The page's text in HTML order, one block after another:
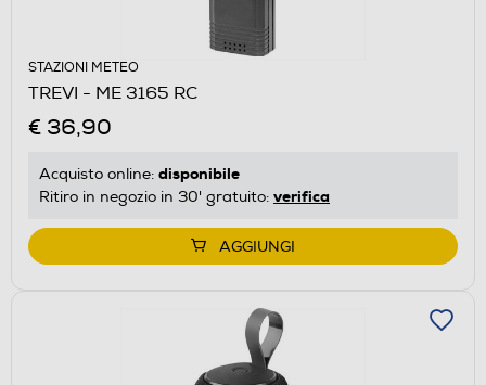
STAZIONI METEO
TREVI - ME 3165 RC
€ 36,90
Acquisto online: disponibile
Ritiro in negozio in 30' gratuito: verifica
AGGIUNGI